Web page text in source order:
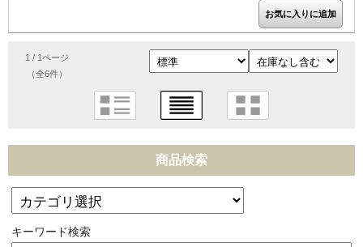
1 / 1ページ
（全6件）
商品検索
キーワード検索